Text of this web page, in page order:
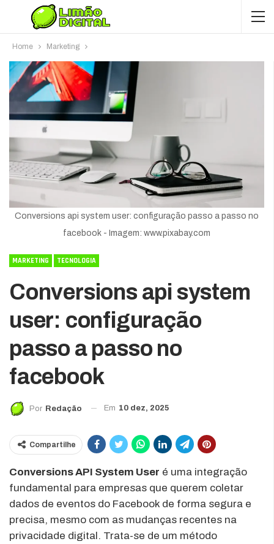
Home Marketing
Conversions api system user: configuração passo a passo no
facebook - Imagem: www.pixabay.com
MARKETING TECNOLOGIA
Conversions api system
user: configuração
passo a passo no
facebook
Por Redação Em 10 dez, 2025
Compartilhe
Conversions API System User é uma integração
fundamental para empresas que querem coletar
dados de eventos do Facebook de forma segura e
precisa, mesmo com as mudanças recentes na
privacidade digital. Trata-se de um método